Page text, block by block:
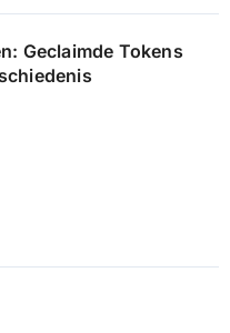
Geclaimde Tokens